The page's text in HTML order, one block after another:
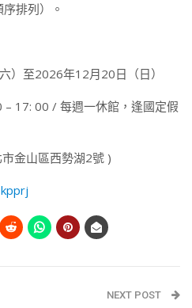
排列）。
）至2026年12月20日（日）
17: 00 / 每週一休館，逢國定假
金山區西勢湖2號 )
NEXT POST